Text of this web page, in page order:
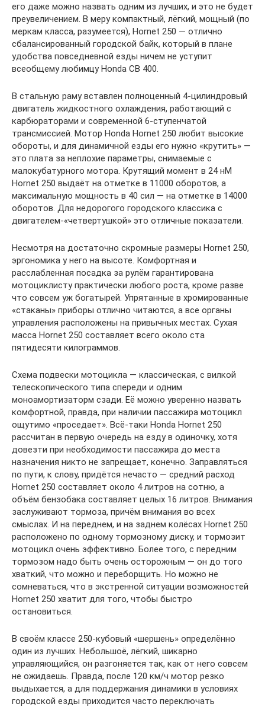
его даже можно назвать одним из лучших, и это не будет
преувеличением. В меру компактный, лёгкий, мощный (по
меркам класса, разумеется), Hornet 250 — отлично
сбалансированный городской байк, который в плане
удобства повседневной езды ничем не уступит
всеобщему любимцу Honda CB 400.
В стальную раму вставлен полноценный 4-цилиндровый
двигатель жидкостного охлаждения, работающий с
карбюраторами и современной 6-ступенчатой
трансмиссией. Мотор Honda Hornet 250 любит высокие
обороты, и для динамичной езды его нужно «крутить» —
это плата за неплохие параметры, снимаемые с
малокубатурного мотора. Крутящий момент в 24 нМ
Hornet 250 выдаёт на отметке в 11000 оборотов, а
максимальную мощность в 40 сил — на отметке в 14000
оборотов. Для недорогого городского классика с
двигателем-«четвертушкой» это отличные показатели.
Несмотря на достаточно скромные размеры Hornet 250,
эргономика у него на высоте. Комфортная и
расслабленная посадка за рулём гарантирована
мотоциклисту практически любого роста, кроме разве
что совсем уж богатырей. Упрятанные в хромированные
«стаканы» приборы отлично читаются, а все органы
управления расположены на привычных местах. Сухая
масса Hornet 250 составляет всего около ста
пятидесяти килограммов.
Схема подвески мотоцикла — классическая, с вилкой
телескопического типа спереди и одним
моноамортизаторм сзади. Её можно уверенно назвать
комфортной, правда, при наличии пассажира мотоцикл
ощутимо «проседает». Всё-таки Honda Hornet 250
рассчитан в первую очередь на езду в одиночку, хотя
довезти при необходимости пассажира до места
назначения никто не запрещает, конечно. Заправляться
по пути, к слову, придётся нечасто — средний расход
Hornet 250 составляет около 4 литров на сотню, а
объём бензобака составляет целых 16 литров. Внимания
заслуживают тормоза, причём внимания во всех
смыслах. И на переднем, и на заднем колёсах Hornet 250
расположено по одному тормозному диску, и тормозит
мотоцикл очень эффективно. Более того, с передним
тормозом надо быть очень осторожным — он до того
хваткий, что можно и переборщить. Но можно не
сомневаться, что в экстренной ситуации возможностей
Hornet 250 хватит для того, чтобы быстро
остановиться.
В своём классе 250-кубовый «шершень» определённо
один из лучших. Небольшоё, лёгкий, шикарно
управляющийся, он разгоняется так, как от него совсем
не ожидаешь. Правда, после 120 км/ч мотор резко
выдыхается, а для поддержания динамики в условиях
городской езды приходится часто переключать